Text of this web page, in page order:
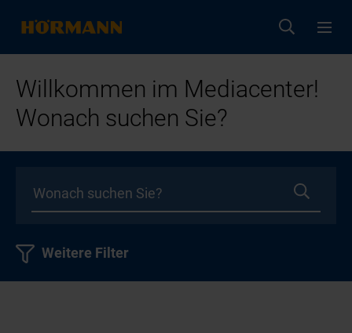
Willkommen im Mediacenter!
Wonach suchen Sie?
Weitere Filter